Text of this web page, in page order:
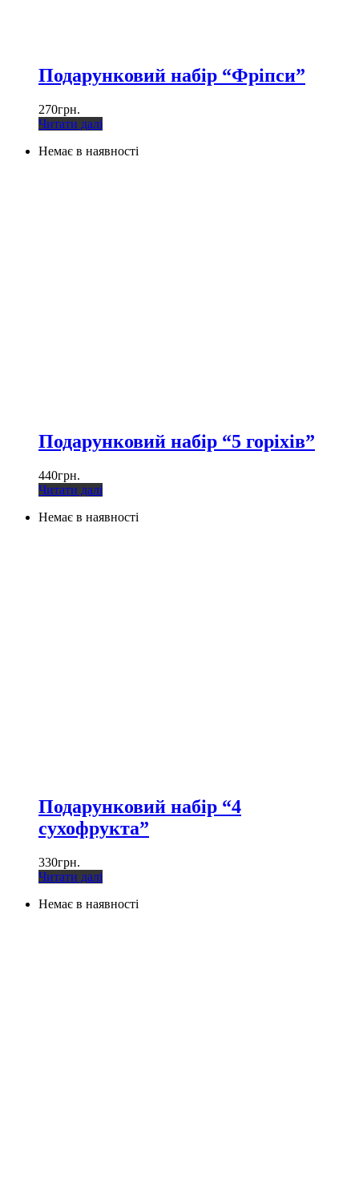
Подарунковий набір “Фріпси”
270грн.
Читати далі
Немає в наявності
Подарунковий набір “5 горіхів”
440грн.
Читати далі
Немає в наявності
Подарунковий набір “4
сухофрукта”
330грн.
Читати далі
Немає в наявності